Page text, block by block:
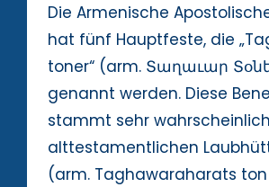
Die Armenische
hat fünf Hauptfeste, die
toner“ (arm. Տաղաւար
genannt werden. Diese
stammt sehr
alttestamentlichen
(arm. Taghawaraharats